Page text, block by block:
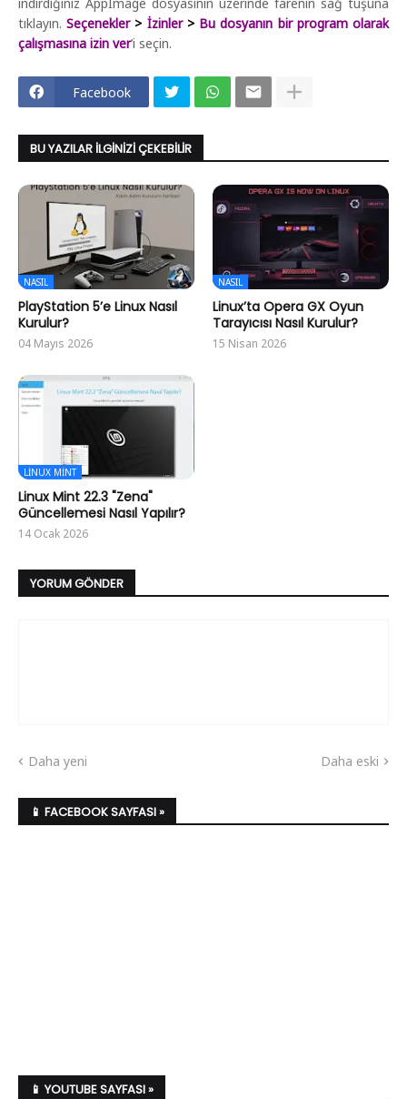
tıklayın.Seçenekler > İzinler > Bu dosyanın bir program olarak
çalışmasına izin ver’i seçin.
Facebook
BU YAZILAR İLGINIZI ÇEKEBILIR
NASIL
PlayStation 5’e Linux Nasıl
Kurulur?
04 Mayıs 2026
NASIL
Linux’ta Opera GX Oyun
Tarayıcısı Nasıl Kurulur?
15 Nisan 2026
LINUX MINT
Linux Mint 22.3 "Zena"
Güncellemesi Nasıl Yapılır?
14 Ocak 2026
YORUM GÖNDER
Daha yeni Daha eski
📱 FACEBOOK SAYFASI »
📱 YOUTUBE SAYFASI »